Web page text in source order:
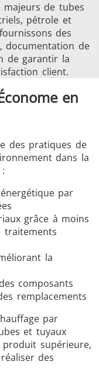
majeurs de tubes
pétrole et
des
documentation de
de garantir la
client.
en
des pratiques de
dans la
par
grâce à moins
traitements
la
composants
remplacements
par
et tuyaux
supérieure,
des